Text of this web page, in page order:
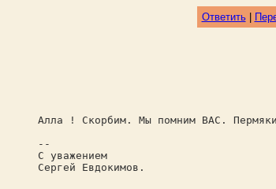
Ответить|
Алла ! Скорбим. Мы помним ВАС.
--
С уважением
Сергей Евдокимов.